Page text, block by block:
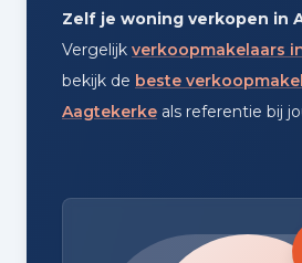
Zelf je woning verkopen in
Vergelijk verkoopmakelaars
bekijk de beste
Aagtekerke als referentie bij